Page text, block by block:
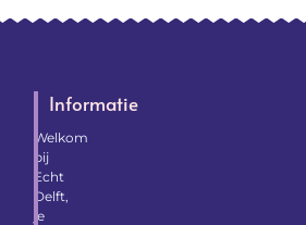
Welkom
bij
Echt
Delft,
je
Informatie